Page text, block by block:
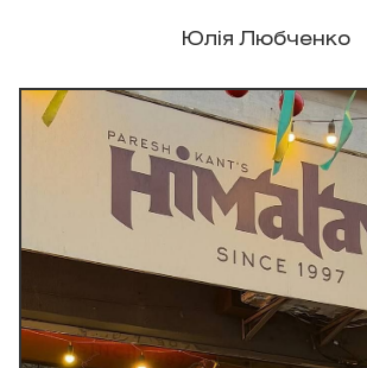
Юлія Любченко